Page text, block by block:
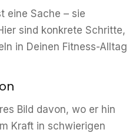
eine Sache – sie
sind konkrete Schritte,
in Deinen Fitness-Alltag
Bild davon, wo er hin
Kraft in schwierigen